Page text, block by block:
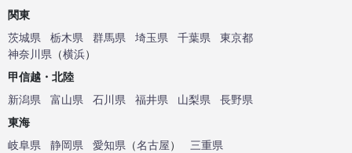
関東
茨城県
栃木県 群馬県 埼玉県 千葉県
東京都
神奈川県 （横浜）
甲信越・北陸
新潟県
富山県 石川県 福井県 山梨県
長野県
東海
岐阜県
静岡県 愛知県 （名古屋）
三重県